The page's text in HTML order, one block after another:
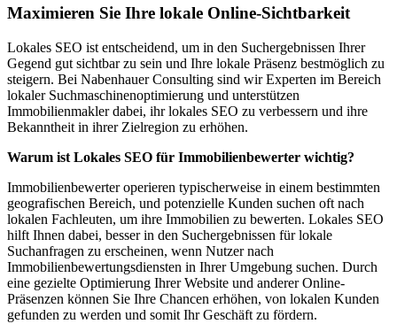
Maximieren Sie Ihre lokale Online-Sichtbarkeit
Lokales SEO ist entscheidend, um in den Suchergebnissen Ihrer
Gegend gut sichtbar zu sein und Ihre lokale Präsenz bestmöglich zu
steigern. Bei Nabenhauer Consulting sind wir Experten im Bereich
lokaler Suchmaschinenoptimierung und unterstützen
Immobilienmakler dabei, ihr lokales SEO zu verbessern und ihre
Bekanntheit in ihrer Zielregion zu erhöhen.
Warum ist Lokales SEO für Immobilienbewerter wichtig?
Immobilienbewerter operieren typischerweise in einem bestimmten
geografischen Bereich, und potenzielle Kunden suchen oft nach
lokalen Fachleuten, um ihre Immobilien zu bewerten. Lokales SEO
hilft Ihnen dabei, besser in den Suchergebnissen für lokale
Suchanfragen zu erscheinen, wenn Nutzer nach
Immobilienbewertungsdiensten in Ihrer Umgebung suchen. Durch
eine gezielte Optimierung Ihrer Website und anderer Online-
Präsenzen können Sie Ihre Chancen erhöhen, von lokalen Kunden
gefunden zu werden und somit Ihr Geschäft zu fördern.